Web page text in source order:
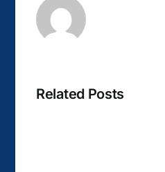
Related Posts